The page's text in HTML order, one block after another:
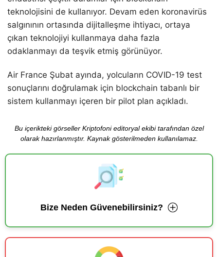
teknolojisini de kullanıyor. Devam eden koronavirüs
salgınının ortasında dijitalleşme ihtiyacı, ortaya
çıkan teknolojiyi kullanmaya daha fazla
odaklanmayı da teşvik etmiş görünüyor.
Air France Şubat ayında, yolcuların COVID-19 test
sonuçlarını doğrulamak için blockchain tabanlı bir
sistem kullanmayı içeren bir pilot plan açıkladı.
Bu içerikteki görseller Kriptofoni editoryal ekibi tarafından özel
olarak hazırlanmıştır. Kaynak gösterilmeden kullanılamaz.
Bize Neden Güvenebilirsiniz?